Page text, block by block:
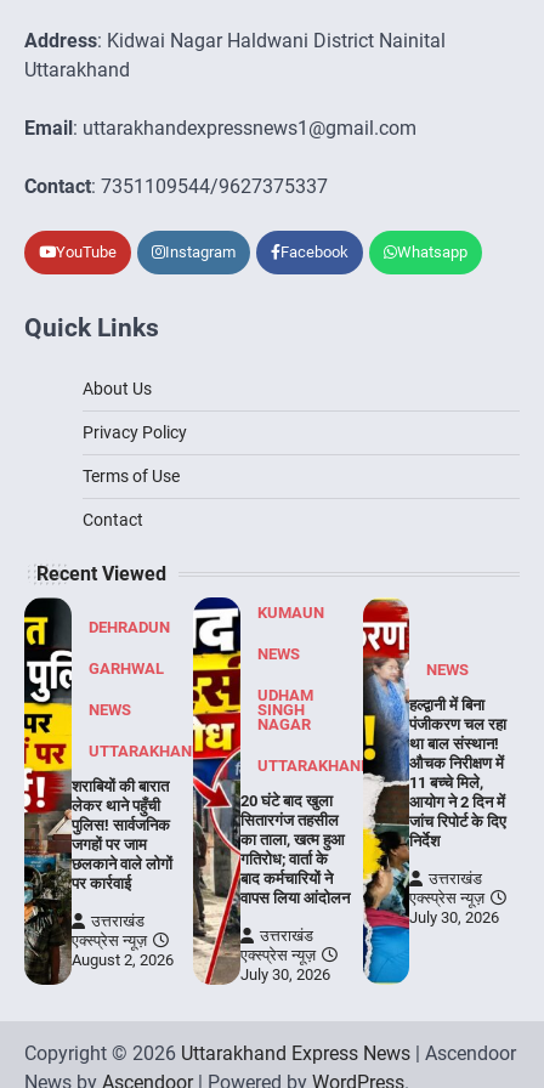
Address: Kidwai Nagar Haldwani District Nainital
Uttarakhand
Email : uttarakhandexpressnews1@gmail.com
Contact: 7351109544/9627375337
YouTube Instagram Facebook Whatsapp
Quick Links
About Us
Privacy Policy
Terms of Use
Contact
Recent Viewed
DEHRADUN
GARHWAL
NEWS
UTTARAKHAND
शराबियों की बारात
लेकर थाने पहुँची
पुलिस! सार्वजनिक
जगहों पर जाम
छलकाने वाले लोगों
पर कार्रवाई
उत्तराखंड
एक्स्प्रेस न्यूज़
August 2, 2026
KUMAUN
NEWS
UDHAM
SINGH
NAGAR
UTTARAKHAND
20 घंटे बाद खुला
सितारगंज तहसील
का ताला, खत्म हुआ
गतिरोध; वार्ता के
बाद कर्मचारियों ने
वापस लिया आंदोलन
उत्तराखंड
एक्स्प्रेस न्यूज़
July 30, 2026
NEWS
हल्द्वानी में बिना
पंजीकरण चल रहा
था बाल संस्थान!
औचक निरीक्षण में
11 बच्चे मिले,
आयोग ने 2 दिन में
जांच रिपोर्ट के दिए
निर्देश
उत्तराखंड
एक्स्प्रेस न्यूज़
July 30, 2026
Copyright © 2026 Uttarakhand Express News | Ascendoor
News by Ascendoor| Powered by WordPress.